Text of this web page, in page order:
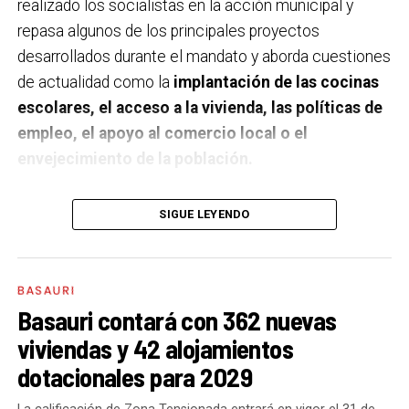
realizado los socialistas en la acción municipal y
repasa algunos de los principales proyectos
desarrollados durante el mandato y aborda cuestiones
de actualidad como la implantación de las cocinas
escolares, el acceso a la vivienda, las políticas de
empleo, el apoyo al comercio local o el
envejecimiento de la población.
A un año de acabar la legislatura, ¿qué balance
haces de la gestión del PSE en tus áreas dentro
del equipo de gobierno y qué proyectos
los gobiernos sirve para transformar y mejorar la vida
de las personas y, por eso, tan importante como la
gestión en las áreas de nuestra responsabilidad es la
SIGUE LEYENDO
BASAURI
Basauri contará con 362 nuevas
viviendas y 42 alojamientos
dotacionales para 2029